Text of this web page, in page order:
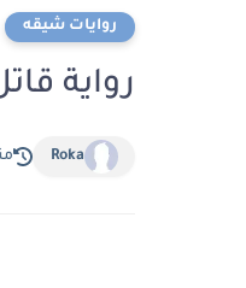
روايات شيقه
رواية قاتل
Roka